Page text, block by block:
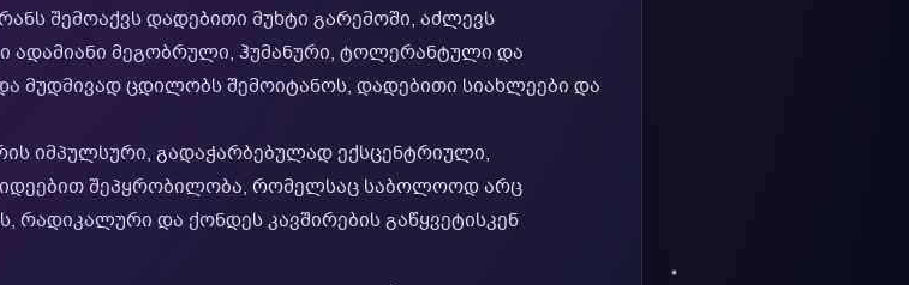
შემოაქვს დადებითი მუხტი გარემოში, აძლევს
ადამიანი მეგობრული, ჰუმანური, ტოლერანტული და
მუდმივად ცდილობს შემოიტანოს, დადებითი სიახლეები და
იმპულსური, გადაჭარბებულად ექსცენტრიული,
იდეებით შეპყრობილობა, რომელსაც საბოლოოდ არც
რადიკალური და ქონდეს კავშირების გაწყვეტისკენ